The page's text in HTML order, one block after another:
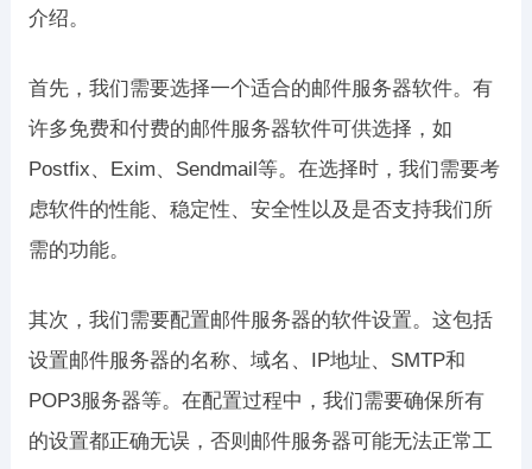
介绍。
首先，我们需要选择一个适合的邮件服务器软件。有
许多免费和付费的邮件服务器软件可供选择，如
Postfix、Exim、Sendmail等。在选择时，我们需要考
虑软件的性能、稳定性、安全性以及是否支持我们所
需的功能。
其次，我们需要配置邮件服务器的软件设置。这包括
设置邮件服务器的名称、域名、IP地址、SMTP和
POP3服务器等。在配置过程中，我们需要确保所有
的设置都正确无误，否则邮件服务器可能无法正常工